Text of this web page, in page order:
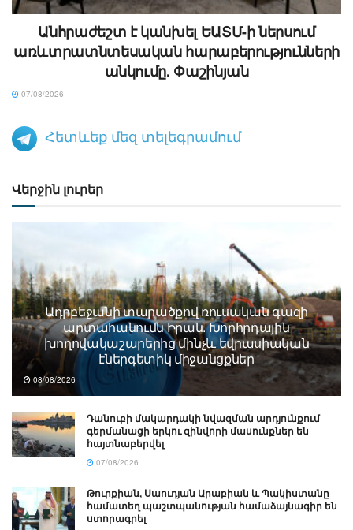
Անհրաժեշտ է կանխել ԵԱՏՄ-ի ներսում
առևտրատնտեսական հարաբերությունների
անկումը. Փաշինյան
07/08/2026
Հետևեք մեզ տելեգրամում
Վերջին լուրեր
Ադրբեջանի տարածքով ռուսական գազի
արտահանումն Իրան. Խորհրդային
խողովակաշարերից մինչև եվրասիական
էներգետիկ միջանցքներ
08/08/2026
Դանուբի մակարդակի նվազման արդյունքում
գերմանացի երկու զինվորի մասունքներ են
հայտնաբերվել
07/08/2026
Թուրքիան, Սաուդյան Արաբիան և Պակիստանը
համատեղ պաշտպանության համաձայնագիր են
ստորագրել